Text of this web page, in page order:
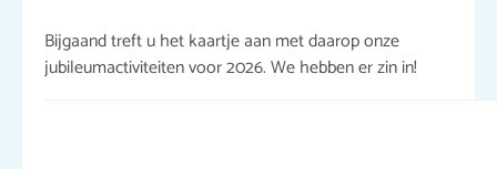
Bijgaand treft u het kaartje aan met daarop onze
jubileumactiviteiten voor 2026. We hebben er zin in!